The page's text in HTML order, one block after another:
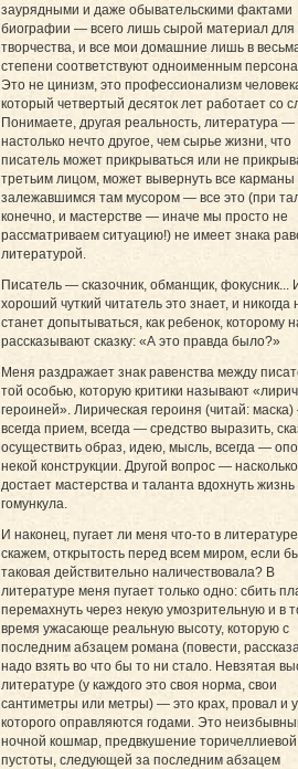
заурядными и даже обывательскими фактами
биографии — всего лишь сырой материал для
творчества, и все мои домашние лишь в
степени соответствуют одноименным
Это не цинизм, это профессионализм
который четвертый десяток лет работает со
Понимаете, другая реальность, литература —
настолько нечто другое, чем сырье жизни, что
писатель может прикрываться или не
третьим лицом, может вывернуть все карманы
залежавшимся там мусором — все это (при
конечно, и мастерстве — иначе мы просто не
рассматриваем ситуацию!) не имеет знака
литературой.
Писатель — сказочник, обманщик, фокусник...
хороший чуткий читатель это знает, и никогда
станет допытываться, как ребенок, которому
рассказывают сказку: «А это правда было?»
Меня раздражает знак равенства между
той особью, которую критики называют
героиней». Лирическая героиня (читай:
всегда прием, всегда — средство выразить,
осуществить образ, идею, мысль, всегда —
некой конструкции. Другой вопрос —
достает мастерства и таланта вдохнуть жизнь
гомункула.
И наконец, пугает ли меня что-то в
скажем, открытость перед всем миром, если
таковая действительно наличествовала? В
литературе меня пугает только одно: сбить
перемахнуть через некую умозрительную и в
время ужасающе реальную высоту, которую с
последним абзацем романа (повести,
надо взять во что бы то ни стало. Невзятая
литературе (у каждого это своя норма, свои
сантиметры или метры) — это крах, провал и
которого оправляются годами. Это
ночной кошмар, предвкушение торичеллиевой
пустоты, следующей за последним абзацем